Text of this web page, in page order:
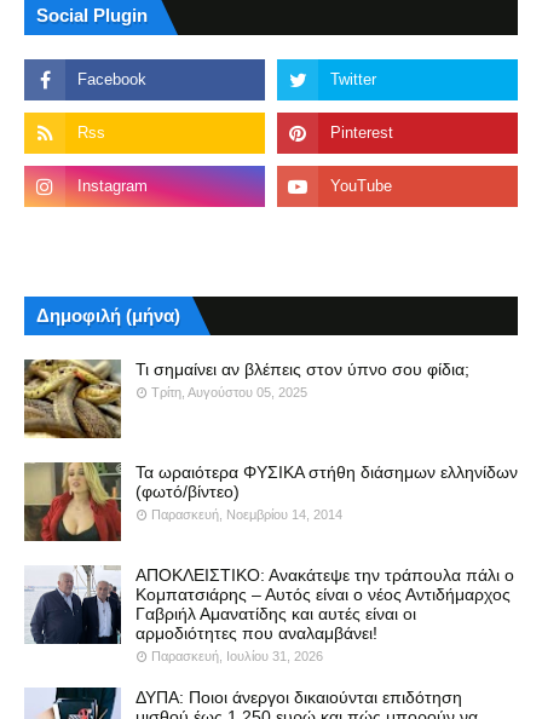
Social Plugin
Δημοφιλή (μήνα)
Τι σημαίνει αν βλέπεις στον ύπνο σου φίδια;
Τρίτη, Αυγούστου 05, 2025
Τα ωραιότερα ΦΥΣΙΚΑ στήθη διάσημων ελληνίδων
(φωτό/βίντεο)
Παρασκευή, Νοεμβρίου 14, 2014
ΑΠΟΚΛΕΙΣΤΙΚΟ: Ανακάτεψε την τράπουλα πάλι ο
Κομπατσιάρης – Αυτός είναι ο νέος Αντιδήμαρχος
Γαβριήλ Αμανατίδης και αυτές είναι οι
αρμοδιότητες που αναλαμβάνει!
Παρασκευή, Ιουλίου 31, 2026
ΔΥΠΑ: Ποιοι άνεργοι δικαιούνται επιδότηση